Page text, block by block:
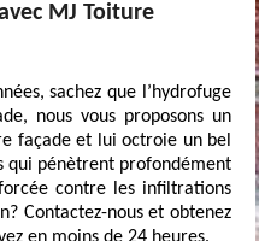
MJ Toiture
sachez que l’hydrofuge
nous vous proposons un
façade et lui octroie un bel
qui pénètrent profondément
contre les infiltrations
Contactez-nous et obtenez